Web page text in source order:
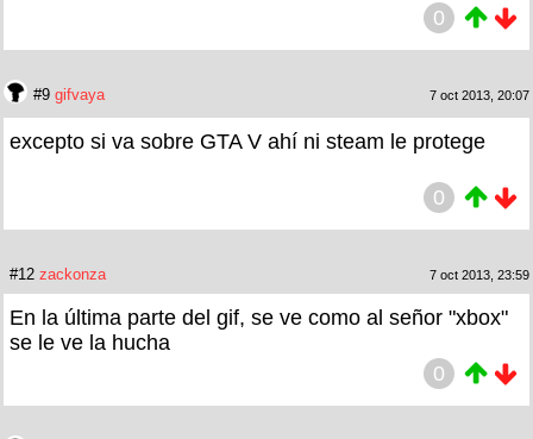
0
#9 gifvaya 7 oct 2013, 20:07
excepto si va sobre GTA V ahí ni steam le protege
0
#12 zackonza 7 oct 2013, 23:59
En la última parte del gif, se ve como al señor "xbox"
se le ve la hucha
0